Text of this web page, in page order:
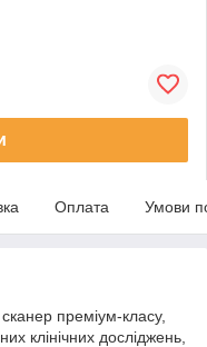
Оплата Умови
преміум-класу,
клінічних досліджень,